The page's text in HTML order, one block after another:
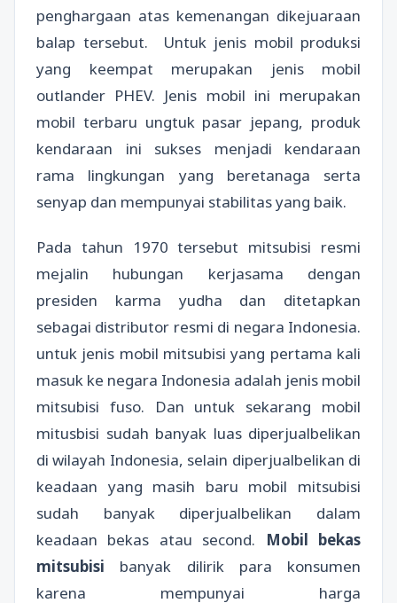
penghargaan atas kemenangan dikejuaraan
balap tersebut. Untuk jenis mobil produksi
yang keempat merupakan jenis mobil
outlander PHEV. Jenis mobil ini merupakan
mobil terbaru ungtuk pasar jepang, produk
kendaraan ini sukses menjadi kendaraan
rama lingkungan yang beretanaga serta
senyap dan mempunyai stabilitas yang baik.
Pada tahun 1970 tersebut mitsubisi resmi
mejalin hubungan kerjasama dengan
presiden karma yudha dan ditetapkan
sebagai distributor resmi di negara Indonesia.
untuk jenis mobil mitsubisi yang pertama kali
masuk ke negara Indonesia adalah jenis mobil
mitsubisi fuso. Dan untuk sekarang mobil
mitusbisi sudah banyak luas diperjualbelikan
di wilayah Indonesia, selain diperjualbelikan di
keadaan yang masih baru mobil mitsubisi
sudah banyak diperjualbelikan dalam
keadaan bekas atau second.
Mobil bekas
mitsubisi banyak dilirik para konsumen
karena mempunyai harga